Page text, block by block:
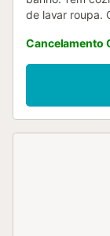
de lavar roupa.
desfrutar da
limitado a 4
de 15 de junho
duche exterior
de junho a 15
Cancelamento